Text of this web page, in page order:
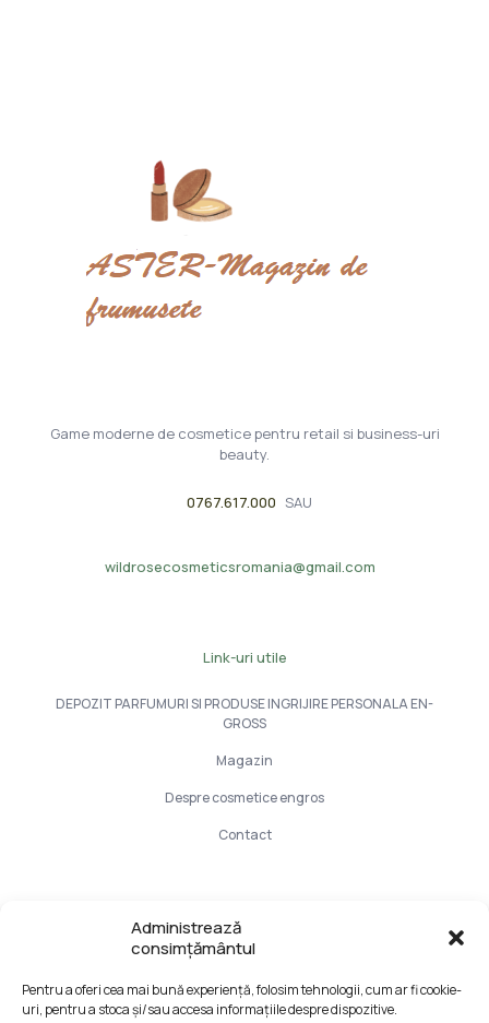
Administrează
consimțământul
Pentru a oferi cea mai bună experiență, folosim tehnologii, cum ar fi cookie-
uri, pentru a stoca și/sau accesa informațiile despre dispozitive.
Game moderne de cosmetice pentru retail si business-uri
beauty.
0767.617.000 SAU
wildrosecosmeticsromania@gmail.com
Link-uri utile
DEPOZIT PARFUMURI SI PRODUSE INGRIJIRE PERSONALA EN-
GROSS
Magazin
Despre cosmetice engros
Contact
LIVRARE SI PLATA
CONFIDENTIALITATE DATELOR